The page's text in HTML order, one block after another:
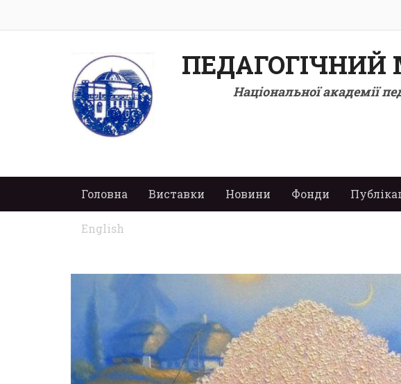
ПЕДАГОГІЧНИЙ
Національної академії
Головна Виставки Новини Фонди
English